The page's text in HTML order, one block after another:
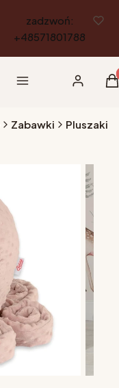
zadzwoń:
+48571801788
Menu Zaloguj się
Zabawki Pluszaki